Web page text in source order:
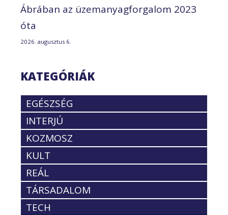
Ábrában az üzemanyagforgalom 2023
óta
2026. augusztus 6.
KATEGÓRIÁK
EGÉSZSÉG
INTERJÚ
KOZMOSZ
KULT
REÁL
TÁRSADALOM
TECH